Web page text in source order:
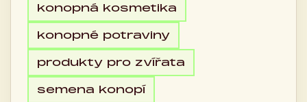
konopná kosmetika
konopné potraviny
produkty pro zvířata
semena konopí